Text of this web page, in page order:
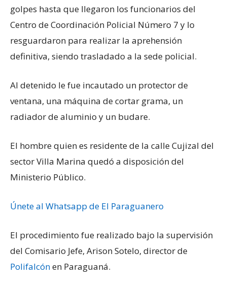
golpes hasta que llegaron los funcionarios del
Centro de Coordinación Policial Número 7 y lo
resguardaron para realizar la aprehensión
definitiva, siendo trasladado a la sede policial.
Al detenido le fue incautado un protector de
ventana, una máquina de cortar grama, un
radiador de aluminio y un budare.
El hombre quien es residente de la calle Cujizal del
sector Villa Marina quedó a disposición del
Ministerio Público.
Únete al Whatsapp de El Paraguanero
El procedimiento fue realizado bajo la supervisión
del Comisario Jefe, Arison Sotelo, director de
Polifalcónen Paraguaná.